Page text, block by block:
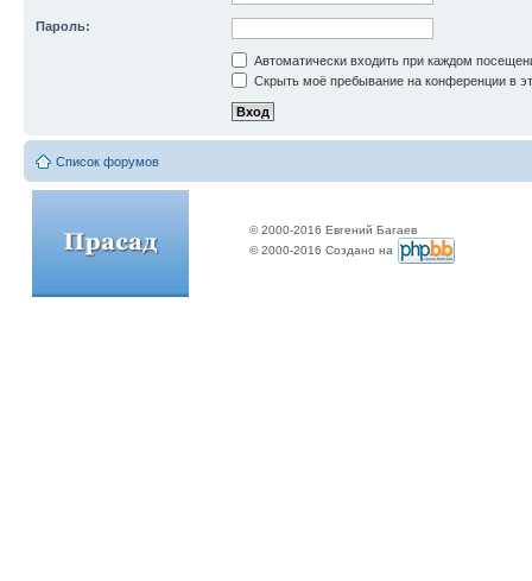
Пароль:
Автоматически входить при каждом
Скрыть моё пребывание на конференции в
Список форумов
© 2000-2016 Евгений Багаев
© 2000-2016 Создано на